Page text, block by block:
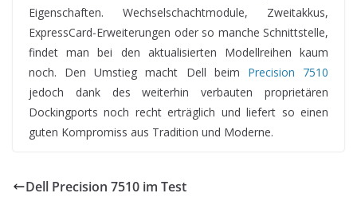
Eigenschaften. Wechselschachtmodule, Zweitakkus,
ExpressCard-Erweiterungen oder so manche Schnittstelle,
findet man bei den aktualisierten Modellreihen kaum
noch. Den Umstieg macht Dell beim Precision 7510
jedoch dank des weiterhin verbauten proprietären
Dockingports noch recht erträglich und liefert so einen
guten Kompromiss aus Tradition und Moderne.
Dell Precision 7510 im Test